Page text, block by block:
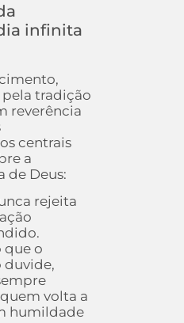
infinita
tradição
reverência
centrais
a
de Deus:
rejeita
que o
duvide,
volta a
humildade